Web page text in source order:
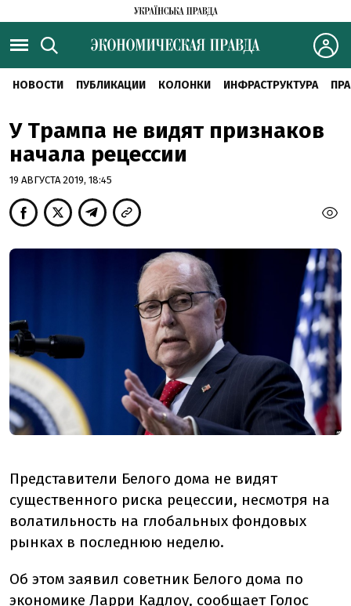
НОВОСТИ ПУБЛИКАЦИИ КОЛОНКИ ИНФРАСТРУКТУРА
У Трампа не видят признаков
начала рецессии
19 АВГУСТА 2019, 18:45
Представители Белого дома не видят
существенного риска рецессии, несмотря на
волатильность на глобальных фондовых
рынках в последнюю неделю.
Об этом заявил советник Белого дома по
экономике Ларри Кадлоу, сообщает Голос